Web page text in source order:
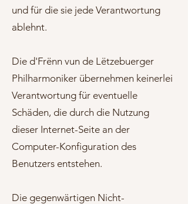
und für die sie jede Verantwortung
ablehnt.
Die d'Frënn vun de Lëtzebuerger
Philharmoniker übernehmen keinerlei
Verantwortung für eventuelle
Schäden, die durch die Nutzung
dieser Internet-Seite an der
Computer-Konfiguration des
Benutzers entstehen.
Die gegenwärtigen Nicht-